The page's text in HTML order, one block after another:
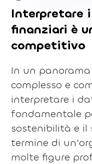
Interpretare
finanziari è
competitivo
In un
complesso e
interpretare i
fondamentale
sostenibilità e il
termine di
molte figure